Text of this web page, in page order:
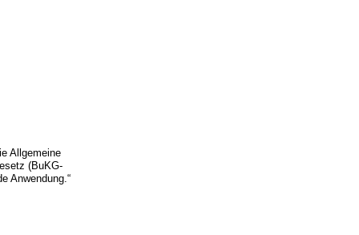
Allgemeine
(BuKG-
Anwendung.“